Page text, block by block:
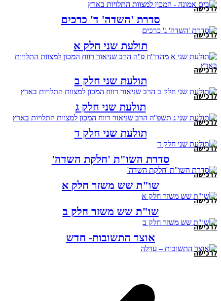
לרכישה
סדרת 'השדה' ד' כרכים
לרכישה
תולעת שני חלק א
לרכישה
תולעת שני חלק ב
לרכישה
תולעת שני חלק ג
לרכישה
תולעת שני חלק ד
לרכישה
סדרת השו"ת 'חלקת השדה'
לרכישה
שו"ת שש משזר חלק א
לרכישה
שו"ת שש משזר חלק ב
לרכישה
אוצר התשובות- חדש
לרכישה